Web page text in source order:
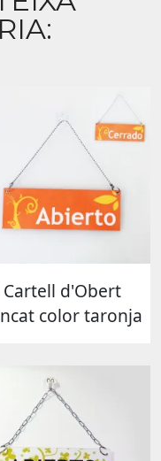
Cartell d'Obert
color taronja